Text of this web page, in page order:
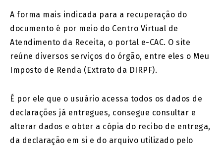
A forma mais indicada para a recuperação do
documento é por meio do Centro Virtual de
Atendimento da Receita, o portal e-CAC. O site
reúne diversos serviços do órgão, entre eles o Meu
Imposto de Renda (Extrato da DIRPF).
É por ele que o usuário acessa todos os dados de
declarações já entregues, consegue consultar e
alterar dados e obter a cópia do recibo de entrega,
da declaração em si e do arquivo utilizado pelo